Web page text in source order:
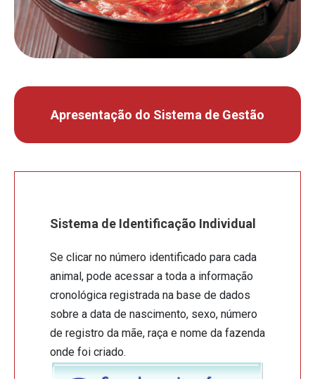
Apresentação do Sistema de Gestão
Sistema de Identificação Individual
Se clicar no número identificado para cada
animal, pode acessar a toda a informação
cronológica registrada na base de dados
sobre a data de nascimento, sexo, número
de registro da mãe, raça e nome da fazenda
onde foi criado.